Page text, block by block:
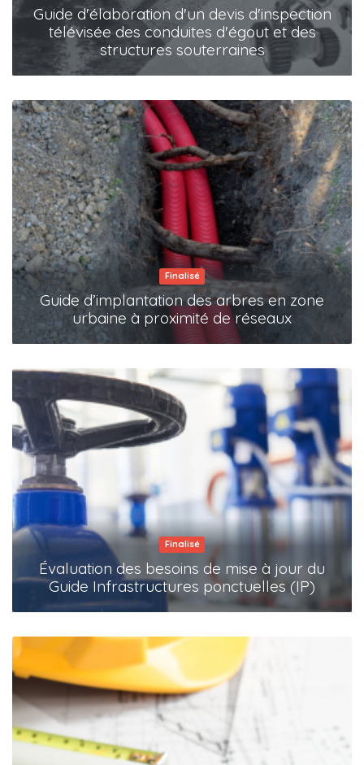
Guide d'élaboration d'un devis d'inspection
télévisée des conduites d'égout et des
structures souterraines
Finalisé
Guide d’implantation des arbres en zone
urbaine à proximité de réseaux
Finalisé
Évaluation des besoins de mise à jour du
Guide Infrastructures ponctuelles (IP)